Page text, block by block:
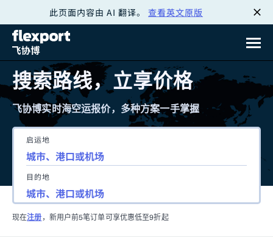
此页面内容由 AI 翻译。 查看英文原版
搜索路线，立享价格
飞协博实时海空运报价，多种方案一手掌握
启运地
目的地
现在注册 ，新用户前5笔订单可享优惠低至9折起